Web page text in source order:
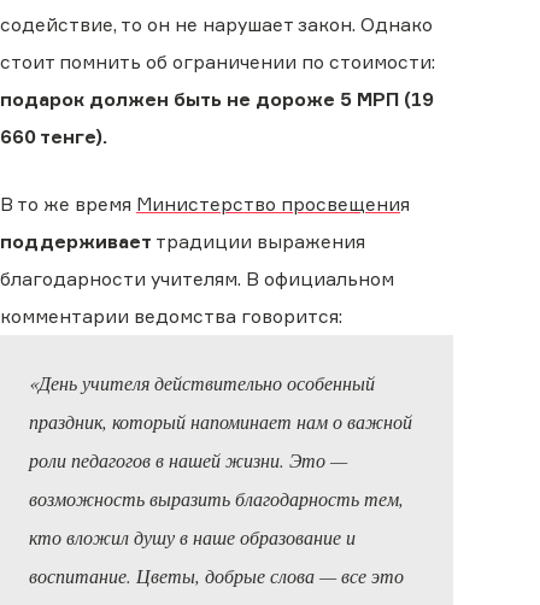
содействие, то он не нарушает закон. Однако
стоит помнить об ограничении по стоимости:
подарок должен быть не дороже 5 МРП (19
660 тенге).
В то же время Министерство просвещения
поддерживает традиции выражения
благодарности учителям. В официальном
комментарии ведомства говорится:
«День учителя действительно особенный
праздник, который напоминает нам о важной
роли педагогов в нашей жизни. Это —
возможность выразить благодарность тем,
кто вложил душу в наше образование и
воспитание. Цветы, добрые слова — все это